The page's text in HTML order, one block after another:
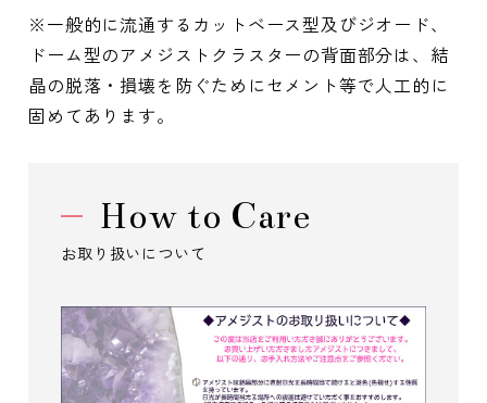
※一般的に流通するカットベース型及びジオード、
ドーム型のアメジストクラスターの背面部分は、結
晶の脱落・損壊を防ぐためにセメント等で人工的に
固めてあります。
How to Care
お取り扱いについて